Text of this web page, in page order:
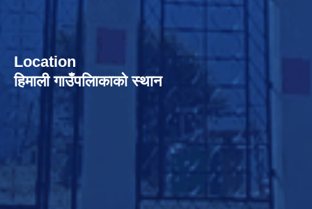
Location
हिमाली गाउँपलािकाको स्थान